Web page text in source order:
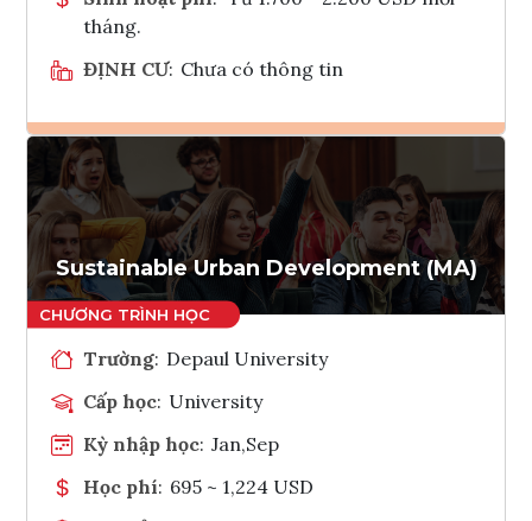
tháng.
ĐỊNH CƯ: Chưa có thông tin
Ghi danh
Tham vấn Interlink
Sustainable Urban Development (MA)
Trường: Depaul University
Cấp học: University
Kỳ nhập học: Jan,Sep
Học phí: 695 ~ 1,224 USD